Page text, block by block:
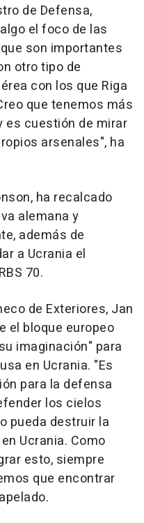
de Defensa,
el foco de las
son importantes
otro tipo de
con los que Riga
que tenemos más
es cuestión de mirar
arsenales", ha
ha recalcado
alemana y
además de
a Ucrania el
70.
de Exteriores, Jan
el bloque europeo
imaginación" para
en Ucrania. "Es
para la defensa
los cielos
pueda destruir la
Ucrania. Como
esto, siempre
que encontrar